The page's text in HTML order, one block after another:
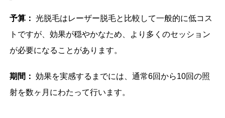
予算：光脱毛はレーザー脱毛と比較して一般的に低コス
トですが、効果が穏やかなため、より多くのセッション
が必要になることがあります。
期間：効果を実感するまでには、通常6回から10回の照
射を数ヶ月にわたって行います。